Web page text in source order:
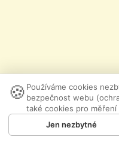
🍪 Používáme cookies
bezpečnost webu
také cookies pro
Jen nezbytné